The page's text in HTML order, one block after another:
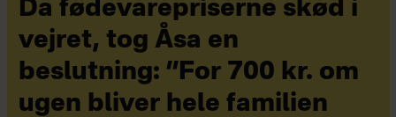
Da fødevarepriserne skød i
vejret, tog Åsa en
beslutning: ”For 700 kr. om
ugen bliver hele familien